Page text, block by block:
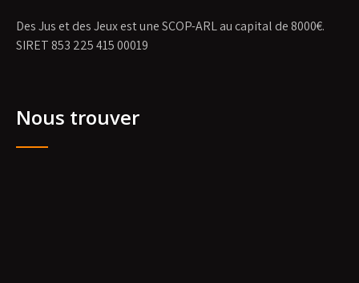
Des Jus et des Jeux est une SCOP-ARL au capital de 8000€.
SIRET 853 225 415 00019
Nous trouver